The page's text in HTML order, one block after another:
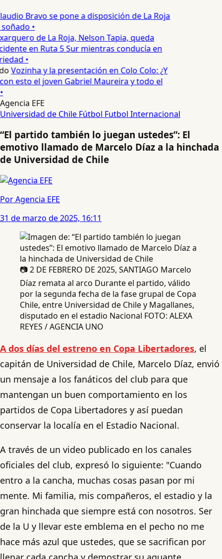
Bravo se pone a disposición de La Roja
•
de La Roja, Nelson Tapia, queda
en Ruta 5 Sur mientras conducía en
•
Vozinha y la presentación en Colo Colo: ¿Y
esto el joven Gabriel Maureira y todo el
Agencia EFE
Universidad de Chile Fútbol Futbol Internacional
“El partido también lo juegan ustedes”: El
emotivo llamado de Marcelo Díaz a la hinchada
de Universidad de Chile
Por Agencia EFE
31 de marzo de 2025, 16:11
📷 2 DE FEBRERO DE 2025, SANTIAGO Marcelo
Díaz remata al arco Durante el partido, válido
por la segunda fecha de la fase grupal de Copa
Chile, entre Universidad de Chile y Magallanes,
disputado en el estadio Nacional FOTO: ALEXA
REYES / AGENCIA UNO
A dos días del estreno en Copa Libertadores, el
capitán de Universidad de Chile, Marcelo Díaz, envió
un mensaje a los fanáticos del club para que
mantengan un buen comportamiento en los
partidos de Copa Libertadores y así puedan
conservar la localía en el Estadio Nacional.
A través de un video publicado en los canales
oficiales del club, expresó lo siguiente: "Cuando
entro a la cancha, muchas cosas pasan por mi
mente. Mi familia, mis compañeros, el estadio y la
gran hinchada que siempre está con nosotros. Ser
de la U y llevar este emblema en el pecho no me
hace más azul que ustedes, que se sacrifican por